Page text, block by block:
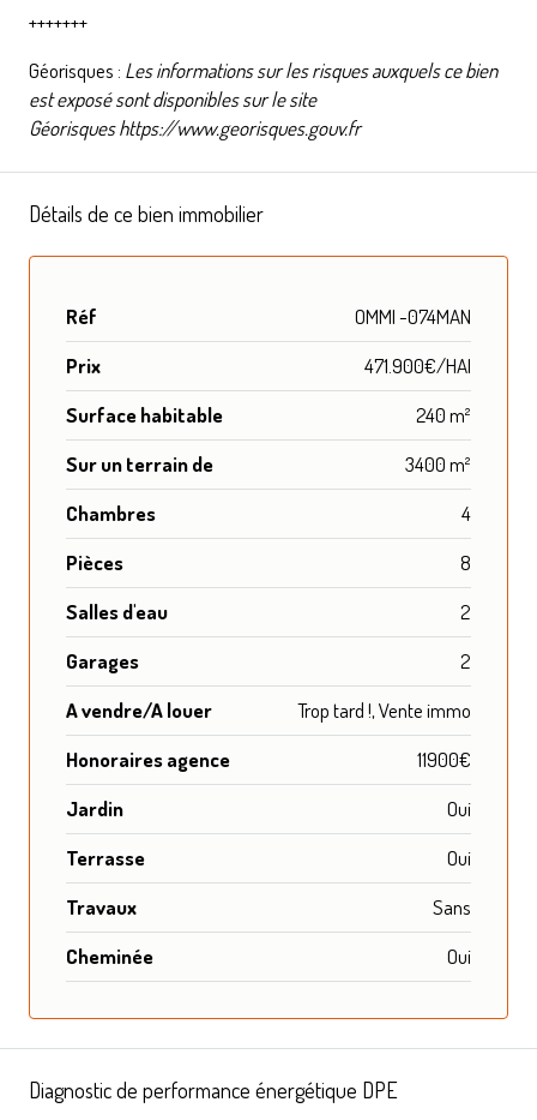
+++++++
Géorisques : Les informations sur les risques auxquels ce bien
est exposé sont disponibles sur le site
Géorisqueshttps://www.georisques.gouv.fr
Détails de ce bien immobilier
Réf
OMMI -074MAN
Prix
471.900€/HAI
Surface habitable
240 m²
Sur un terrain de
3400 m²
Chambres
4
Pièces
8
Salles d'eau
2
Garages
2
A vendre/A louer
Trop tard !, Vente immo
Honoraires agence
11900€
Jardin
Oui
Terrasse
Oui
Travaux
Sans
Cheminée
Oui
Diagnostic de performance énergétique DPE